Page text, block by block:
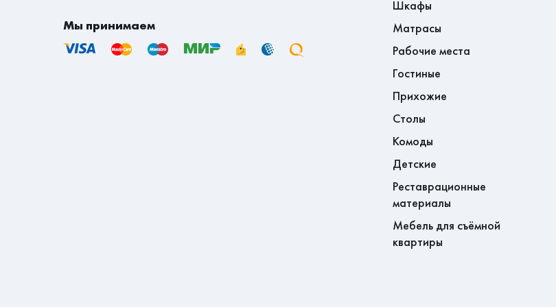
Доставка по городу Находка - 700 рублей.
Если вы находитесь не в Приморском и не в Хабаровском крае - доставка до
транспортной компании осуществляется согласно прайсу. Далее стоимость
доставки за счет покупателя по тарифу транспортной компании.
Мы принимаем
Шкафы
Матрасы
Рабочие места
Гостиные
Прихожие
Столы
Комоды
Детские
Реставрационные
материалы
Мебель для съёмной
квартиры